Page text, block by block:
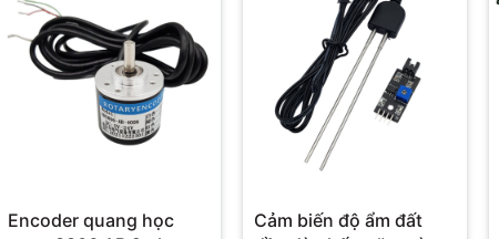
Encoder quang học
Cảm biến độ ẩm đất